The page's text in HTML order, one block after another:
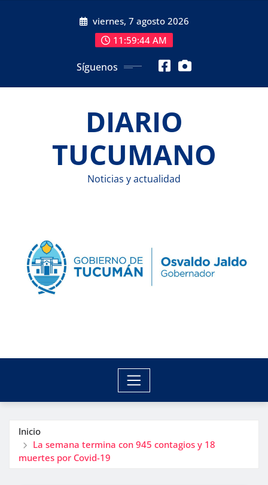
viernes, 7 agosto 2026
11:59:44 AM
Síguenos
DIARIO
TUCUMANO
Noticias y actualidad
Inicio
La semana termina con 945 contagios y 18
muertes por Covid-19